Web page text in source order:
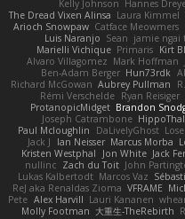
Kelly Johnson Hannes
The Dread Vixen Alinsa Laura Kimmel
Arioch Snowpaw Catface Meowmers
Luis Naranjo Sean jamie ngai
Marielli Vichique Primaris Kirt
Alvaro Villagomez Mark Hoffman
Ben-Adam Berger Hun73rdk
Richard McGowan Aubrey Pullman
Rémi Verschelde Ryan Reisiger
ProtanopicMidget Brandon
Joseph Catrambone
Paul Mcloughlin
DaLivelyGhost
Jack J
Ian Neisser Marcus Morba
Kristen Westphal
Jon White Jack
nullinc Zach du Toit John
Lukas Kalbertodt Marcos Vaz
ReJ aka Renaldas Zioma VFRAME
Pete Alex Harvill Lauri Kananen
Molly Footman 大重生-TheRebirth